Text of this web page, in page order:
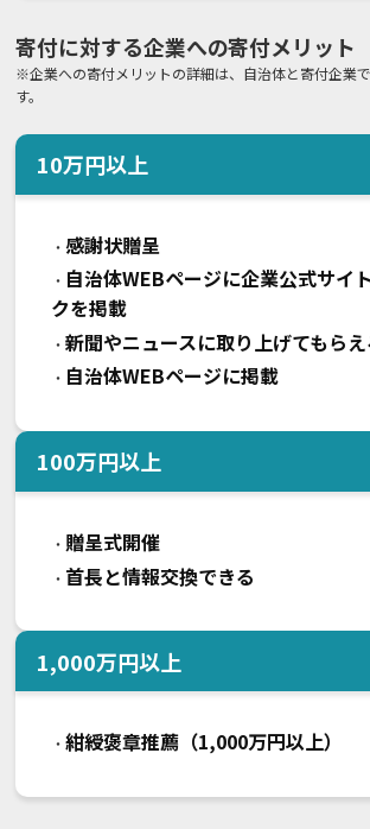
寄付に対する企業への寄付メリット
※企業への寄付メリットの詳細は、自治体と寄付企業
す。
10万円以上
・感謝状贈呈
・ 自治体WEBページに企業公式サイ
クを掲載
・新聞やニュースに取り上げてもらえ
・ 自治体WEBページに掲載
100万円以上
・ 贈呈式開催
・ 首長と情報交換できる
1,000万円以上
・紺綬褒章推薦（1,000万円以上）